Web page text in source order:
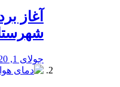
آغاز
جولای 1, 2020